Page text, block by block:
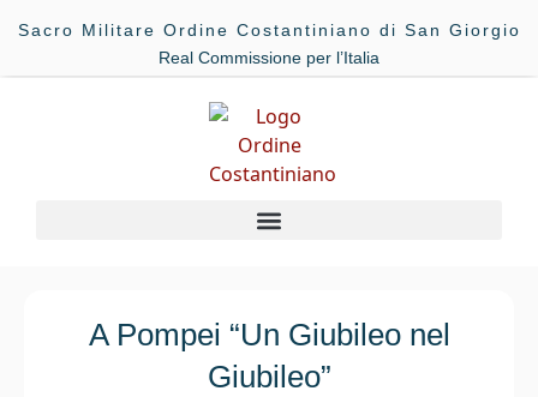
Sacro Militare Ordine Costantiniano di San Giorgio
Real Commissione per l’Italia
A Pompei “Un Giubileo nel
Giubileo”